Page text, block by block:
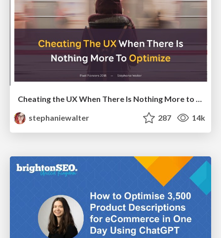
Cheating the UX When There Is Nothing More to Optimize - PixelPioneers
stephaniewalter
287 14k